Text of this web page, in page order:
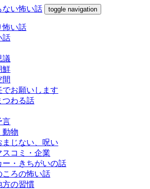
ない怖い話 toggle navigation
怖い話
話
議
鮮
間
でお願いします
つわる話
言
動物
まじない、呪い
スコミ・企業
ー・きちがいの話
ころの怖い話
方の習慣